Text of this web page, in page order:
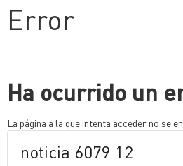
Error
Ha ocurrido un
La página a la que intenta acceder no se